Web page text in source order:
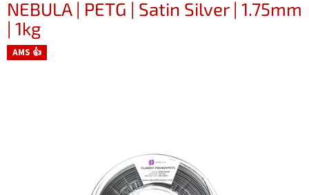
Filamenty
Resiny
NEBULA | PETG | Satin Silver | 1.75mm
| 1kg
AMS 👍